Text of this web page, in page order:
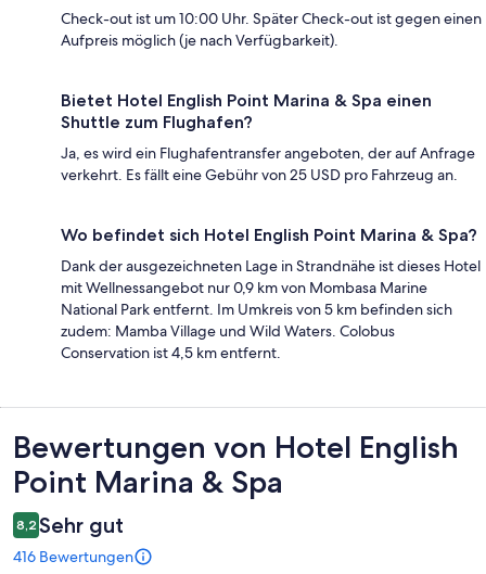
Check-out ist um 10:00 Uhr. Später Check-out ist gegen einen
Aufpreis möglich (je nach Verfügbarkeit).
Bietet Hotel English Point Marina & Spa einen
Shuttle zum Flughafen?
Ja, es wird ein Flughafentransfer angeboten, der auf Anfrage
verkehrt. Es fällt eine Gebühr von 25 USD pro Fahrzeug an.
Wo befindet sich Hotel English Point Marina & Spa?
Dank der ausgezeichneten Lage in Strandnähe ist dieses Hotel
mit Wellnessangebot nur 0,9 km von Mombasa Marine
National Park entfernt. Im Umkreis von 5 km befinden sich
zudem: Mamba Village und Wild Waters. Colobus
Conservation ist 4,5 km entfernt.
Bewertungen
Bewertungen von Hotel English
Point Marina & Spa
8,2 Sehr gut
416 Bewertungen